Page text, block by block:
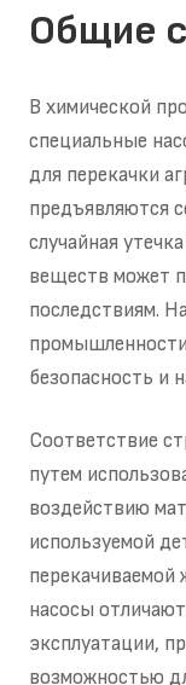
Общие
В химической
специальные
для перекачки
предъявляются
случайная
веществ может
последствиям.
безопасность и
Соответствие
путем
воздействию
используемой
перекачиваемой
насосы
эксплуатации,
возможностью